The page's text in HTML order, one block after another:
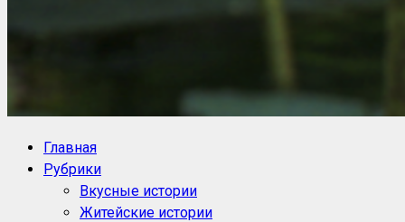
Блог историй NoorySan
Главная
Рубрики
Вкусные истории
Житейские истории